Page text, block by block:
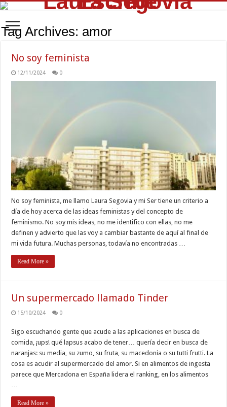
Tag Archives: amor
No soy feminista
12/11/2024 0
No soy feminista, me llamo Laura Segovia y mi Ser tiene un criterio a
día de hoy acerca de las ideas feministas y del concepto de
feminismo. No soy mis ideas, no me identifico con ellas, no me
definen y advierto que las voy a cambiar bastante de aquí al final de
mi vida futura. Muchas personas, todavía no encontradas …
Read More »
Un supermercado llamado Tinder
15/10/2024 0
Sigo escuchando gente que acude a las aplicaciones en busca de
comida, ¡ups! qué lapsus acabo de tener… quería decir en busca de
naranjas: su media, su zumo, su fruta, su macedonia o su tutti frutti. La
cosa es acudir al supermercado del amor. Si en alimentos de ingesta
parece que Mercadona en España lidera el ranking, en los alimentos
Read More »